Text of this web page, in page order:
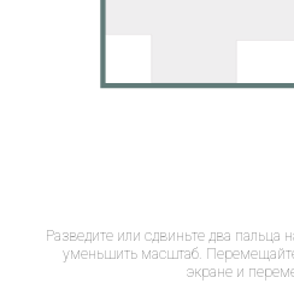
Разведите или сдвиньте два пальца
уменьшить масштаб.
экране и